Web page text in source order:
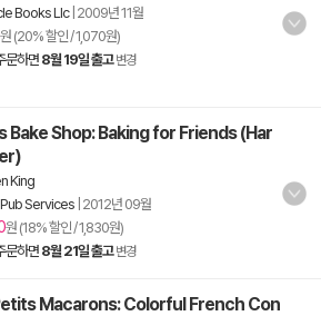
Books Llc| 2009년 11월
원 (20% 할인 / 1,070원)
문하면 8월 19일 출고 변경
Bake Shop: Baking for Friends (Har
King
Services 2012년 09월
원 (18% 할인 / 1,830원)
문하면 8월 21일 출고 변경
Macarons: Colorful French Con